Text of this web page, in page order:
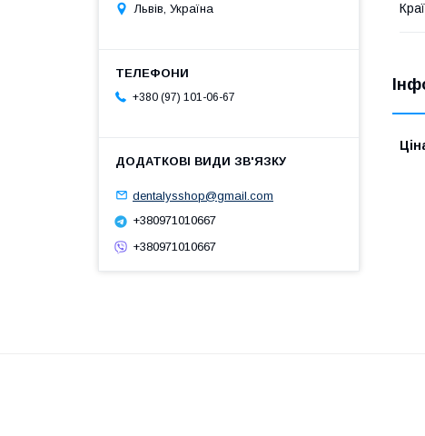
Львів, Україна
+380 (97) 101-06-67
dentalysshop@gmail.com
+380971010667
+380971010667